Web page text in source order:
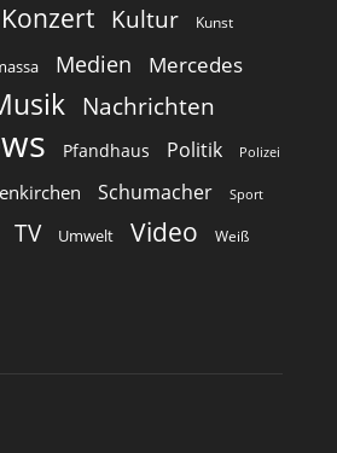
Konzert Kultur Kunst
Medien Mercedes
Nachrichten
Pfandhaus Politik Polizei
Schumacher Sport
TV Umwelt Video Weiß